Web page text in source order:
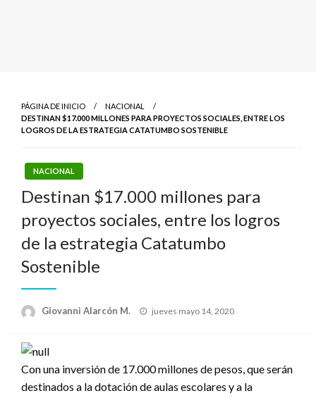
PÁGINA DE INICIO
NACIONAL
DESTINAN $17.000 MILLONES PARA PROYECTOS SOCIALES, ENTRE LOS
LOGROS DE LA ESTRATEGIA CATATUMBO SOSTENIBLE
NACIONAL
Destinan $17.000 millones para
proyectos sociales, entre los logros
de la estrategia Catatumbo
Sostenible
Giovanni Alarcón M.
Publicado
jueves mayo 14, 2020
Con una inversión de 17.000 millones de pesos, que serán
destinados a la dotación de aulas escolares y a la